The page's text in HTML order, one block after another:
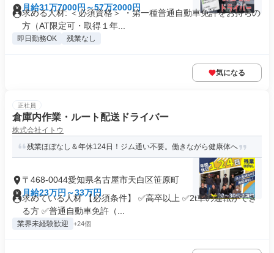
月給31万7000円～57万2000円
求める人材: ＜必須資格＞ ・第一種普通自動車免許をお持ちの
方（AT限定可・取得１年...
即日勤務OK 残業なし
気になる
正社員
倉庫内作業・ルート配送ドライバー
株式会社イトウ
残業ほぼなし＆年休124日！ジム通い不要。働きながら健康体へ
〒468-0044愛知県名古屋市天白区笹原町
月給23万円～33万円
求めている人材 【必須条件】 ✅高卒以上 ✅2t車の運転ができ
る方 ✅普通自動車免許（...
業界未経験歓迎 +24個